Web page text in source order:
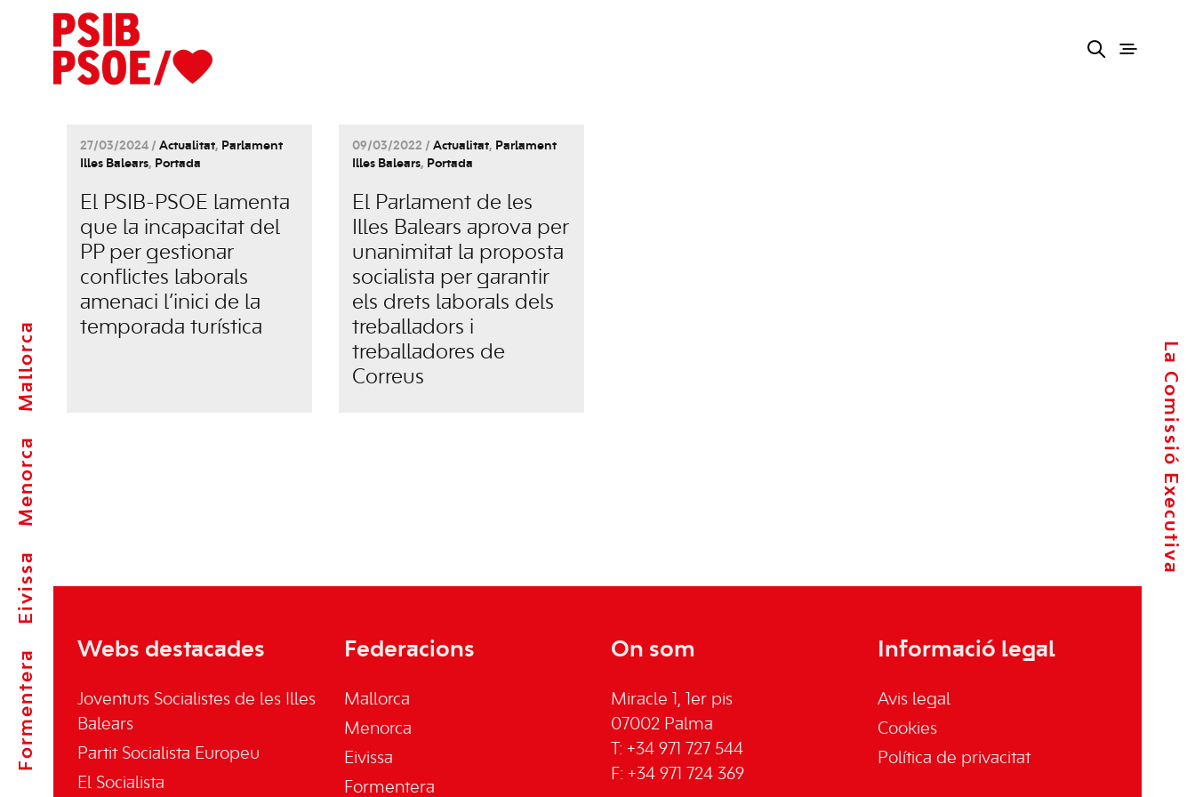
Formentera
Eivissa
Menorca
Mallorca La Comissió Executiva
27/03/2024 / Actualitat, Parlament
Illes Balears, Portada
El PSIB-PSOE lamenta
que la incapacitat del
PP per gestionar
conflictes laborals
amenaci l’inici de la
temporada turística
09/03/2022 / Actualitat, Parlament
Illes Balears, Portada
El Parlament de les
Illes Balears aprova per
unanimitat la proposta
socialista per garantir
els drets laborals dels
treballadors i
treballadores de
Correus
Webs destacades
Joventuts Socialistes de les Illes
Balears
Partit Socialista Europeu
El Socialista
Federacions
Mallorca
Menorca
Eivissa
Formentera
On som
Miracle 1, 1er pis
07002 Palma
T: +34 971 727 544
F: +34 971 724 369
Informació legal
Avis legal
Cookies
Política de privacitat